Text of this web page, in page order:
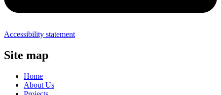
Accessibility statement
Site map
Home
About Us